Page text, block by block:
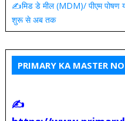
✍️मिड डे मील (MDM)/ पीएम पोषण
शुरू से अब तक
PRIMARY KA MASTER
✍